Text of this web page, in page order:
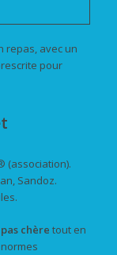
repas, avec un
pour
(association).
Sandoz.
pas chère tout en